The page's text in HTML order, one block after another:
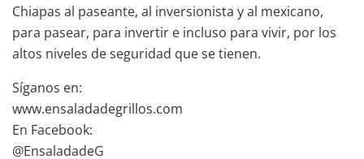
Chiapas al paseante, al inversionista y al mexicano,
para pasear, para invertir e incluso para vivir, por los
altos niveles de seguridad que se tienen.
Síganos en:
www.ensaladadegrillos.com
En Facebook:
@EnsaladadeG